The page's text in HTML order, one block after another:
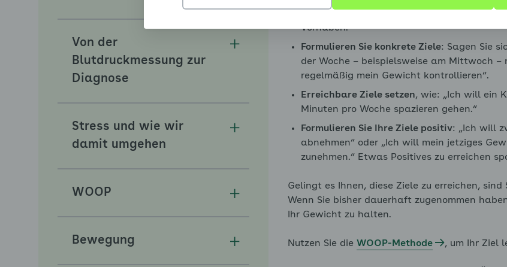
Vorhaben.
Formulieren Sie konkrete Ziele: Sagen Sie
der Woche – beispielsweise am Mittwoch
regelmäßig mein Gewicht kontrollieren“.
Erreichbare Ziele setzen, wie: „Ich will ein
Minuten pro Woche spazieren gehen.“
Formulieren Sie Ihre Ziele positiv: „Ich will
abnehmen“ oder „Ich will mein jetziges
zunehmen.“ Etwas Positives zu erreichen
Gelingt es Ihnen, diese Ziele zu erreichen,
Wenn Sie bisher dauerhaft zugenommen
Ihr Gewicht zu halten.
Nutzen Sie die WOOP-Methode , um Ihr Ziel
Von der
Blutdruckmessung zur
Diagnose
Stress und wie wir
damit umgehen
Untermenü für Stress und wie wir damit umgehen
WOOP
Untermenü für WOOP ausklappen
Bewegung
Untermenü für Bewegung ausklappen